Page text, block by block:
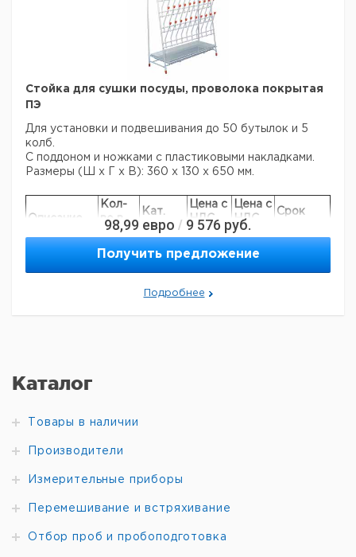
Каталог
Товары в наличии
Производители
Измерительные приборы
Перемешивание и встряхивание
Отбор проб и пробоподготовка
Стойка для сушки посуды, проволока покрытая
ПЭ
Для установки и подвешивания до 50 бутылок и 5
колб.
С поддоном и ножками с пластиковыми накладками.
Размеры (Ш х Г х В): 360 x 130 x 650 мм.
Описание
Кол-
во в
упак.
Кат.
номер
Цена с
НДС,
евро
Цена с
НДС,
руб
Срок
98,99 евро / 9 576 руб.
Получить предложение
Подробнее